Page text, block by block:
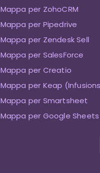
Mappa per ZohoCRM
Mappa per Pipedrive
Mappa per Zendesk Sell
Mappa per SalesForce
Mappa per Creatio
Mappa per Keap
Mappa per Smartsheet
Mappa per Google Sheets